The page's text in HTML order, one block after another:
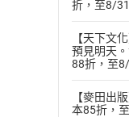
折，至8/
【天下文
預見明天
88折，至
【麥田出
本85折，